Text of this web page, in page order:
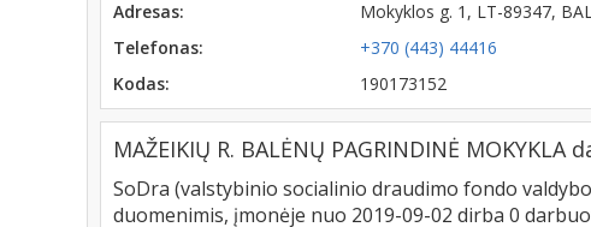
Adresas:
Mokyklos g. 1, LT-89347,
Telefonas:
+370 (443) 44416
Kodas:
190173152
MAŽEIKIŲ R. BALĖNŲ PAGRINDINĖ
SoDra (valstybinio socialinio draudimo fondo
duomenimis, įmonėje nuo 2019-09-02 dirba 0